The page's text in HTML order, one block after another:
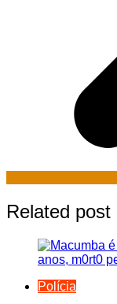
Related post
Polícia